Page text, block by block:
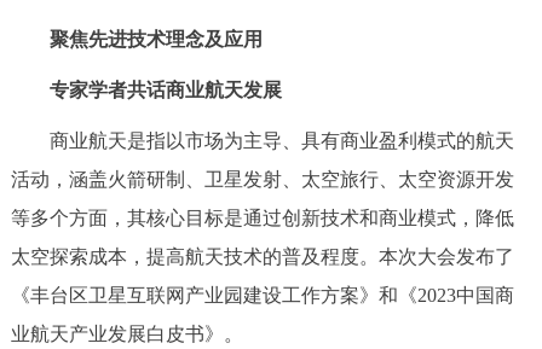
绿色北京 图说北京
多语种
ENGLISH 한국어 日本語
ESPAÑOL العربية PORTUGUÊS
聚焦先进技术理念及应用
专家学者共话商业航天发展
商业航天是指以市场为主导、具有商业盈利模式的航天
活动，涵盖火箭研制、卫星发射、太空旅行、太空资源开发
等多个方面，其核心目标是通过创新技术和商业模式，降低
太空探索成本，提高航天技术的普及程度。本次大会发布了
《丰台区卫星互联网产业园建设工作方案》和《2023中国商
业航天产业发展白皮书》。